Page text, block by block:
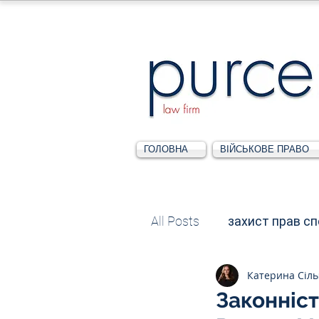
ГОЛОВНА ВІЙСЬКОВЕ ПРАВО
All Posts захист прав
Податкове Катерина